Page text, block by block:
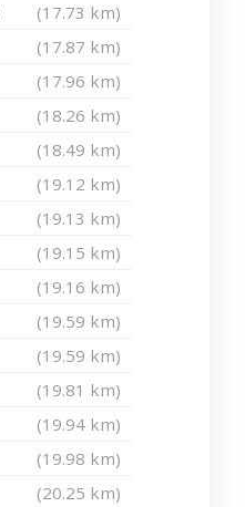
(17.73 km)
(17.87 km)
(17.96 km)
(18.26 km)
(18.49 km)
(19.12 km)
(19.13 km)
(19.15 km)
(19.16 km)
(19.59 km)
(19.59 km)
(19.81 km)
(19.94 km)
(19.98 km)
(20.25 km)